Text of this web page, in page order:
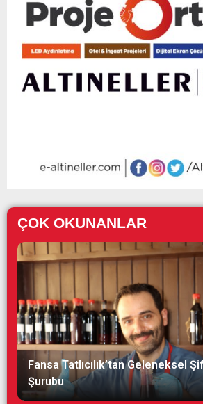
ÇOK OKUNANLAR
Fansa Tatlıcılık’tan Geleneksel
Şurubu